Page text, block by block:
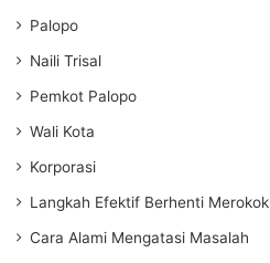
Palopo
Naili Trisal
Pemkot Palopo
Wali Kota
Korporasi
Langkah Efektif Berhenti Merokok
Cara Alami Mengatasi Masalah